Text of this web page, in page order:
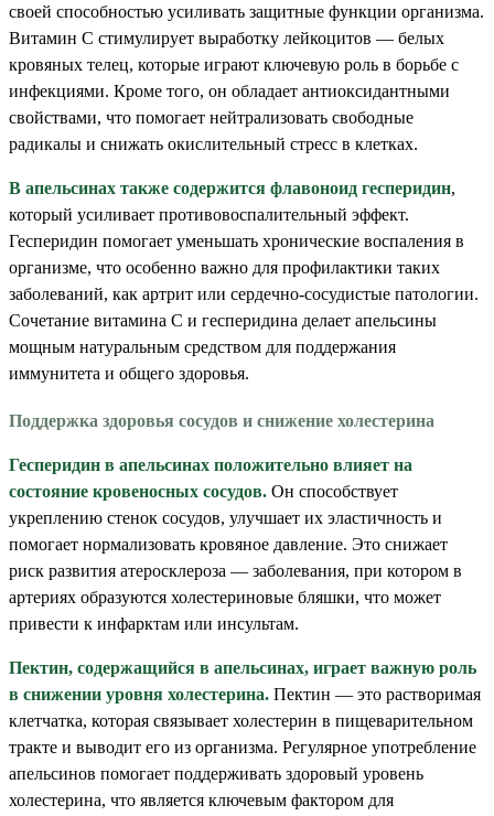
своей способностью усиливать защитные функции организма.
Витамин С стимулирует выработку лейкоцитов — белых
кровяных телец, которые играют ключевую роль в борьбе с
инфекциями. Кроме того, он обладает антиоксидантными
свойствами, что помогает нейтрализовать свободные
радикалы и снижать окислительный стресс в клетках.
В апельсинах также содержится флавоноид гесперидин,
который усиливает противовоспалительный эффект.
Гесперидин помогает уменьшать хронические воспаления в
организме, что особенно важно для профилактики таких
заболеваний, как артрит или сердечно-сосудистые патологии.
Сочетание витамина С и гесперидина делает апельсины
мощным натуральным средством для поддержания
иммунитета и общего здоровья.
Поддержка здоровья сосудов и снижение холестерина
Гесперидин в апельсинах положительно влияет на
состояние кровеносных сосудов. Он способствует
укреплению стенок сосудов, улучшает их эластичность и
помогает нормализовать кровяное давление. Это снижает
риск развития атеросклероза — заболевания, при котором в
артериях образуются холестериновые бляшки, что может
привести к инфарктам или инсультам.
Пектин, содержащийся в апельсинах, играет важную роль
в снижении уровня холестерина. Пектин — это растворимая
клетчатка, которая связывает холестерин в пищеварительном
тракте и выводит его из организма. Регулярное употребление
апельсинов помогает поддерживать здоровый уровень
холестерина, что является ключевым фактором для